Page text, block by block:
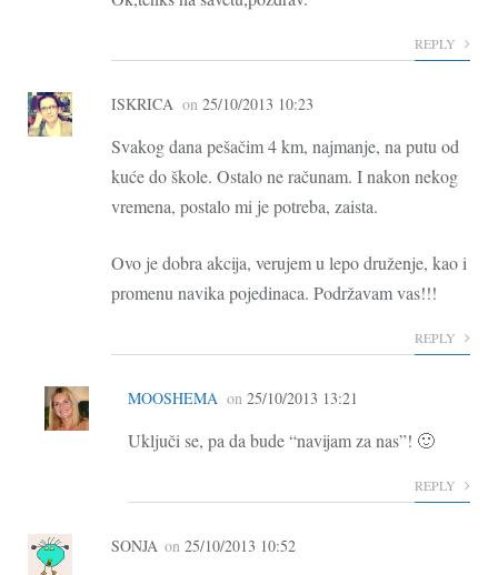
REPLY
ISKRICA on 25/10/2013 10:23
Svakog dana pešačim 4 km, najmanje, na putu od
kuće do škole. Ostalo ne računam. I nakon nekog
vremena, postalo mi je potreba, zaista.
Ovo je dobra akcija, verujem u lepo druženje, kao i
promenu navika pojedinaca. Podržavam vas!!!
REPLY
MOOSHEMA on 25/10/2013 13:21
Uključi se, pa da bude “navijam za nas”! 🙂
REPLY
SONJA on 25/10/2013 10:52